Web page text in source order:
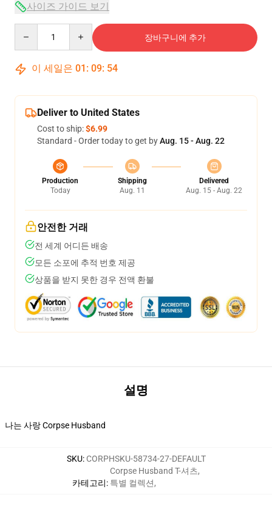
사이즈 가이드 보기
장바구니에 추가
이 세일은 01 : 09: 53
Deliver to United States
Cost to ship:$6.99
Standard - Order today to get byAug. 15 - Aug. 22
Production
Today
Shipping
Aug. 11
Delivered
Aug. 15 - Aug. 22
안전한 거래
전 세계 어디든 배송
모든 소포에 추적 번호 제공
상품을 받지 못한 경우 전액 환불
설명
나는 사랑 Corpse Husband
SKU: CORPHSKU-58734-27-DEFAULT
카테고리:
Corpse Husband T-셔츠,
특별 컬렉션,